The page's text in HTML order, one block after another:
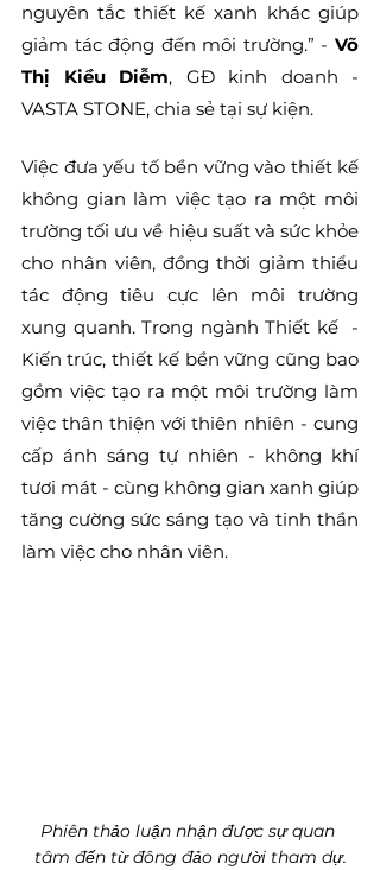
nguyên tắc thiết kế xanh khác giúp
giảm tác động đến môi trường.” - Võ
Thị Kiều Diễm, GĐ kinh doanh -
VASTA STONE, chia sẻ tại sự kiện.
Việc đưa yếu tố bền vững vào thiết kế
không gian làm việc tạo ra một môi
trường tối ưu về hiệu suất và sức khỏe
cho nhân viên, đồng thời giảm thiểu
tác động tiêu cực lên môi trường
xung quanh. Trong ngành Thiết kế  -
Kiến trúc, thiết kế bền vững cũng bao
gồm việc tạo ra một môi trường làm
việc thân thiện với thiên nhiên - cung
cấp ánh sáng tự nhiên - không khí
tươi mát - cùng không gian xanh giúp
tăng cường sức sáng tạo và tinh thần
làm việc cho nhân viên.
Phiên thảo luận nhận được sự quan
tâm đến từ đông đảo người tham dự.